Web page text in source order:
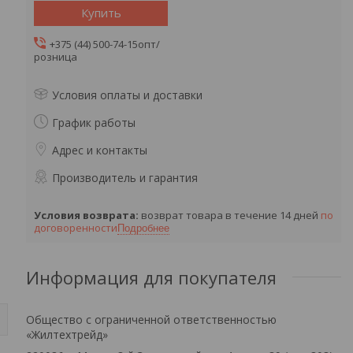
Купить
+375 (44) 500-74-15опт/
розница
Условия оплаты и доставки
График работы
Адрес и контакты
Производитель и гарантия
возврат товара в течение 14 дней по
договоренности Подробнее
Информация для покупателя
Общество с ограниченной ответственностью
«Жилтехтрейд»